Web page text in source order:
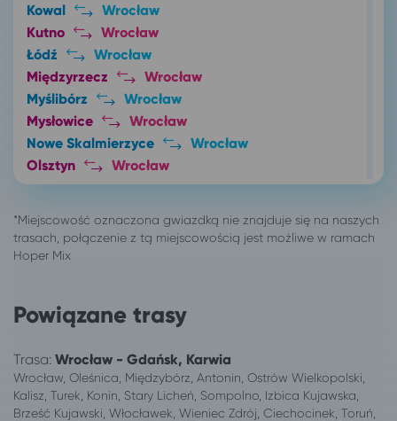
Kowal
Wrocław
Kutno
Wrocław
Łódź
Wrocław
Międzyrzecz
Wrocław
Myślibórz
Wrocław
Mysłowice
Wrocław
Nowe Skalmierzyce
Wrocław
Olsztyn
Wrocław
Opole
Wrocław
Oświęcim
Wrocław
Pabianice
Skierniewice
Wrocław
Słupsk
Wrocław
Solec Kujawski
Wrocław
Sosnowiec
Wrocław
Powiązane trasy
Trasa: Wrocław - Gdańsk, Karwia
Wrocław, Oleśnica, Międzybórz, Antonin, Ostrów Wielkopolski,
Kalisz, Turek, Konin, Stary Licheń, Sompolno, Izbica Kujawska,
Brześć Kujawski, Włocławek, Wieniec Zdrój, Ciechocinek, Toruń,